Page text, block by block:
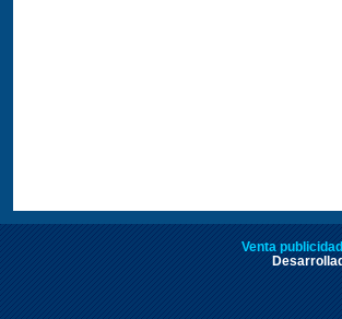
Venta publicidad